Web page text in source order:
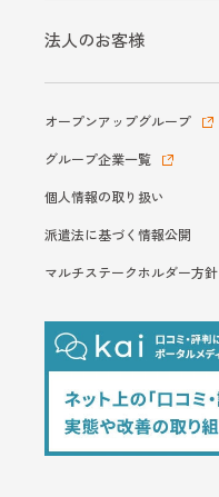
法人のお客様
オープンアップグループ
グループ企業一覧
個人情報の取り扱い
派遣法に基づく情報公開
マルチステークホルダー方針